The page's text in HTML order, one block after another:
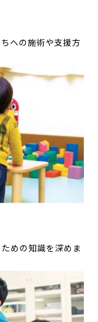
への施術や支援方
めの知識を深めま